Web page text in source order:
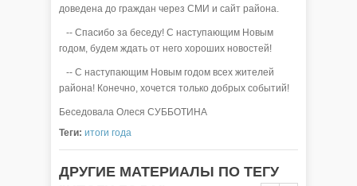
доведена до граждан через СМИ и сайт района.
-- Спасибо за беседу! С наступающим Новым
годом, будем ждать от него хороших новостей!
-- С наступающим Новым годом всех жителей
района! Конечно, хочется только добрых событий!
Беседовала Олеся СУББОТИНА
Теги: итоги года
ДРУГИЕ МАТЕРИАЛЫ ПО ТЕГУ